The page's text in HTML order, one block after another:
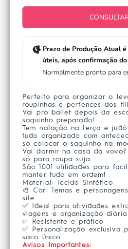
Prazo de Produção Atual
úteis, após confirmação
Normalmente pronto para
Perfeito para organizar o
roupinhas e pertences dos
Vai pro ballet depois da
saquinho preparado!
Tem natação na terça e
tudo organizado com
só colocar o saquinho na
Vai dormir na casa da vovó?
só para roupa suja.
São 1001 utilidades para
manter tudo em ordem!
Material: Tecido Sintético
🎨 Cor: Temas e
site
✅ Ideal para atividades
viagens e organização diária
✅ Resistente e prático
✅ Personalização exclusiva
saco único
Avisos Importantes: